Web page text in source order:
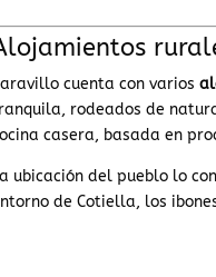
cuenta con varios
rodeados de
casera, basada en
ubicación del pueblo lo
de Cotiella, los